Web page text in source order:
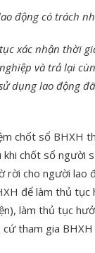
động có trách
xác nhận thời
và trả lại
dụng lao động
chốt sổ BHXH
khi chốt sổ người
rời cho người lao
để làm thủ tục
làm thủ tục
cứ tham gia